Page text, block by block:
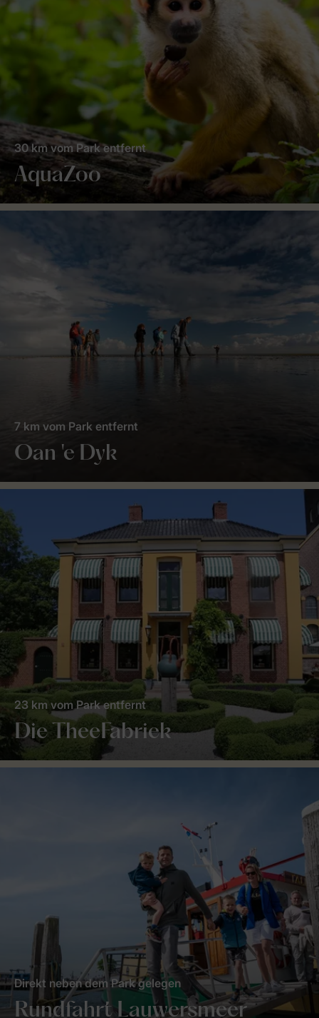
AquaZoo
30 km vom Park entfernt
Oan 'e Dyk
7 km vom Park entfernt
Die TheeFabriek
23 km vom Park entfernt
Rundfahrt Lauwersmeer
Direkt neben dem Park gelegen